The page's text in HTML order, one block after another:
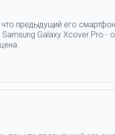
предыдущий его
Galaxy Xcover Pro -